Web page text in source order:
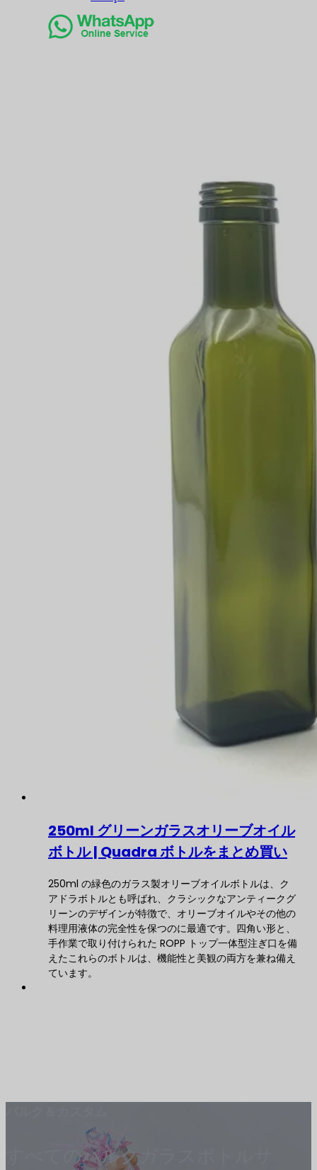
250ml グリーンガラスオリーブオイル
ボトル | Quadra ボトルをまとめ買い
250ml の緑色のガラス製オリーブオイルボトルは、ク
アドラボトルとも呼ばれ、クラシックなアンティークグ
リーンのデザインが特徴で、オリーブオイルやその他の
料理用液体の完全性を保つのに最適です。四角い形と、
手作業で取り付けられた ROPP トップ一体型注ぎ口を備
えたこれらのボトルは、機能性と美観の両方を兼ね備え
ています。
すべてのバルクガラスボトルサ